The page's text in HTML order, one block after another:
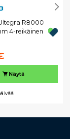
R8000
4-reikäinen
Näytä